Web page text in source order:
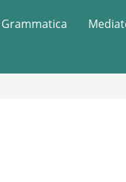
Grammatica